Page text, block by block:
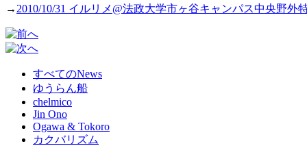
→ 2010/10/31 イルリメ@法政大学市ヶ谷キャンパス中央野外
すべてのNews
ゆうらん船
chelmico
Jin Ono
Ogawa & Tokoro
カクバリズム